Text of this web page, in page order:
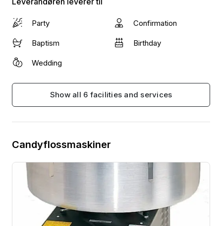
Party Confirmation
Baptism Birthday
Wedding
Show all 6 facilities and services
Candyflossmaskiner